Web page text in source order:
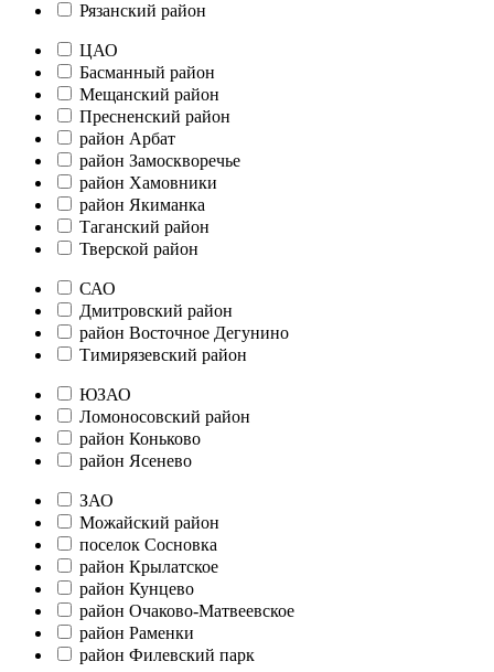
Рязанский район
ЦАО
Басманный район
Мещанский район
Пресненский район
район Арбат
район Замоскворечье
район Хамовники
район Якиманка
Таганский район
Тверской район
САО
Дмитровский район
район Восточное Дегунино
Тимирязевский район
ЮЗАО
Ломоносовский район
район Коньково
район Ясенево
ЗАО
Можайский район
поселок Сосновка
район Крылатское
район Кунцево
район Очаково-Матвеевское
район Раменки
район Филевский парк